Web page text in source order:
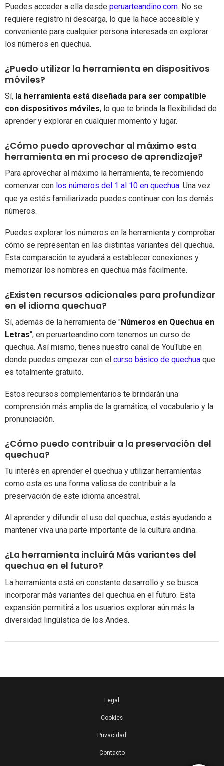
Puedes acceder a ella desde peruarteandino.com. No se
requiere registro ni descarga, lo que la hace accesible y
conveniente para cualquier persona interesada en explorar
los números en quechua.
¿Puedo utilizar la herramienta en dispositivos
móviles?
Sí, la herramienta está diseñada para ser compatible
con dispositivos móviles, lo que te brinda la flexibilidad de
aprender y explorar en cualquier momento y lugar.
¿Cómo puedo aprovechar al máximo esta
herramienta en mi proceso de aprendizaje?
Para aprovechar al máximo la herramienta, te recomiendo
comenzar con los números del 1 al 10 en quechua. Una vez
que ya estés familiarizado puedes continuar con los demás
números.
Puedes explorar los números en la herramienta y comprobar
cómo se representan en las distintas variantes del quechua.
Esta comparación te ayudará a establecer conexiones y
memorizar los nombres en quechua más fácilmente.
¿Existen recursos adicionales para profundizar
en el idioma quechua?
Sí, además de la herramienta de "Números en Quechua en
Letras", en peruarteandino.com tenemos un curso de
quechua. Así mismo, tienes nuestro canal de YouTube en
donde puedes empezar con el curso básico de quechua que
es totalmente gratuito.
Estos recursos complementarios te brindarán una
comprensión más amplia de la gramática, el vocabulario y la
pronunciación.
¿Cómo puedo contribuir a la preservación del
quechua?
Tu interés en aprender el quechua y utilizar herramientas
como esta es una forma valiosa de contribuir a la
preservación de este idioma ancestral.
Al aprender y difundir el uso del quechua, estás ayudando a
mantener viva una parte importante de la cultura andina.
¿La herramienta incluirá Más variantes del
quechua en el futuro?
La herramienta está en constante desarrollo y se busca
incorporar más variantes del quechua en el futuro. Esta
expansión permitirá a los usuarios explorar aún más la
diversidad lingüística de los Andes.
Legal
Cookies
Privacidad
Contacto